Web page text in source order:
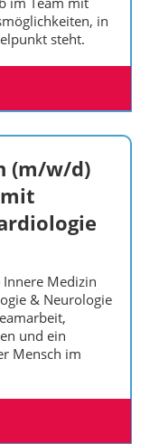
in
steht.
(m/w/d)
Medizin
& Neurologie
und ein
Mensch im